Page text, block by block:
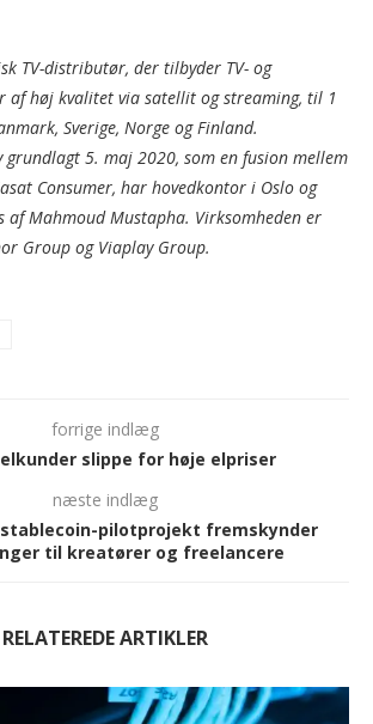
TV-distributør, der tilbyder TV- og
af høj kvalitet via satellit og streaming, til 1
Sverige, Norge og Finland.
grundlagt 5. maj 2020, som en fusion mellem
Consumer, har hovedkontor i Oslo og
af Mahmoud Mustapha. Virksomheden er
Group og Viaplay Group.
forrige indlæg
slippe for høje elpriser
næste indlæg
pilotprojekt fremskynder
til kreatører og freelancere
RELATEREDE ARTIKLER